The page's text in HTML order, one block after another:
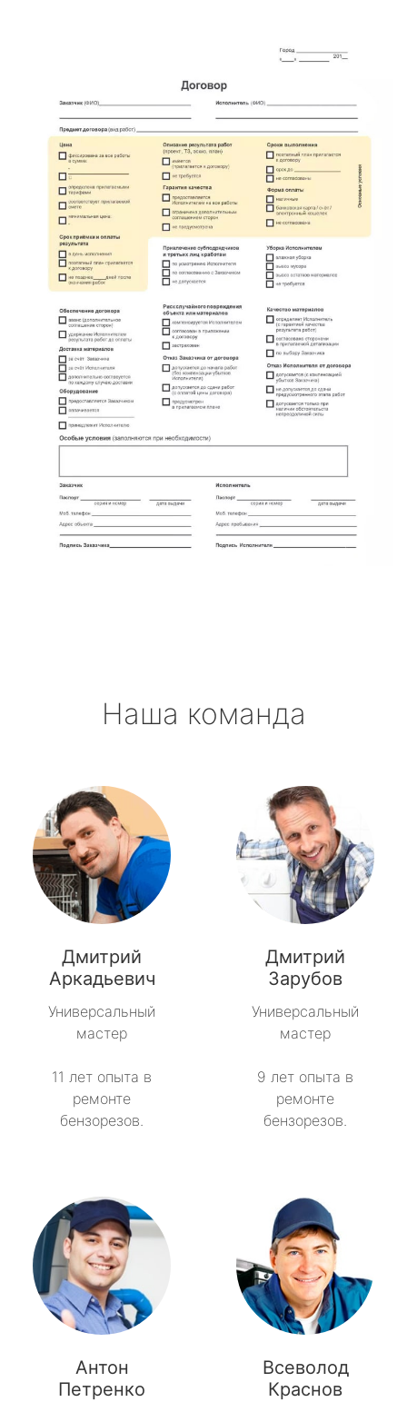
Наша команда
Дмитрий
Аркадьевич
Универсальный
мастер
11 лет опыта в
ремонте
бензорезов.
Дмитрий
Зарубов
Универсальный
мастер
9 лет опыта в
ремонте
бензорезов.
Антон
Петренко
Всеволод
Краснов